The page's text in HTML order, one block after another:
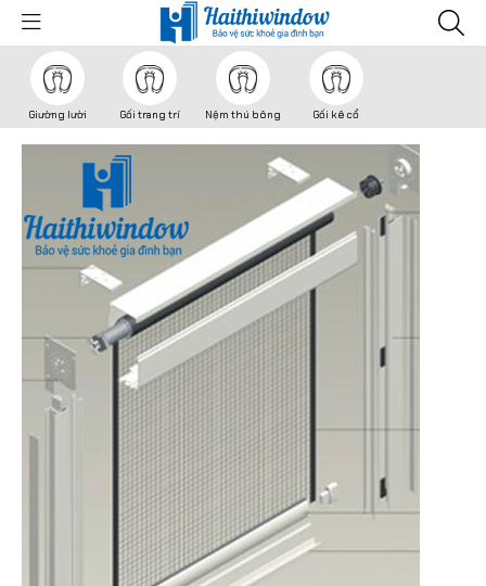
Giường lười Gối trang trí Nệm thú bông Gối kê cổ